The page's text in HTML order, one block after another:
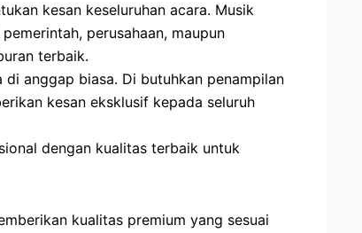
kesan keseluruhan acara. Musik
perusahaan, maupun
terbaik.
anggap biasa. Di butuhkan penampilan
kesan eksklusif kepada seluruh
dengan kualitas terbaik untuk
kualitas premium yang sesuai